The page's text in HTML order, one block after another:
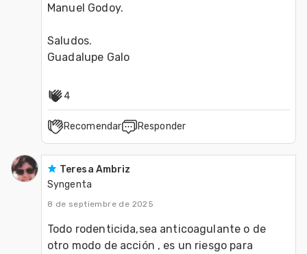
Manuel Godoy.
Saludos.
Guadalupe Galo
4
Recomendar Responder
Teresa Ambriz
Syngenta
8 de septiembre de 2025
Todo rodenticida,sea anticoagulante o de
otro modo de acción , es un riesgo para